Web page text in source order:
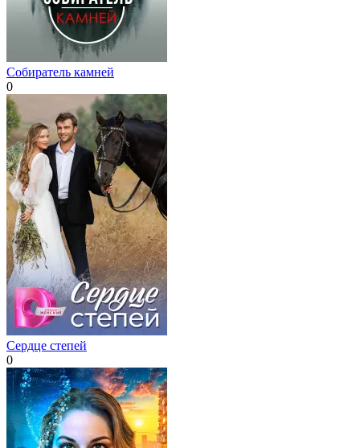
Собиратель камней
0
Сердце степей
0